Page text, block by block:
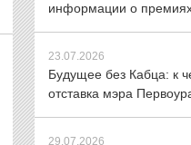
информации о
23.07.2026
Будущее без Кабца: к
отставка мэра
29.07.2026